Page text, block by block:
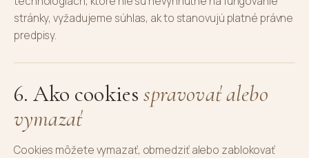
stránky, vyžadujeme súhlas, ak to stanovujú platné právne
predpisy.
6. Ako cookiesspravovať alebo
vymazať
Cookies môžete vymazať, obmedziť alebo zablokovať